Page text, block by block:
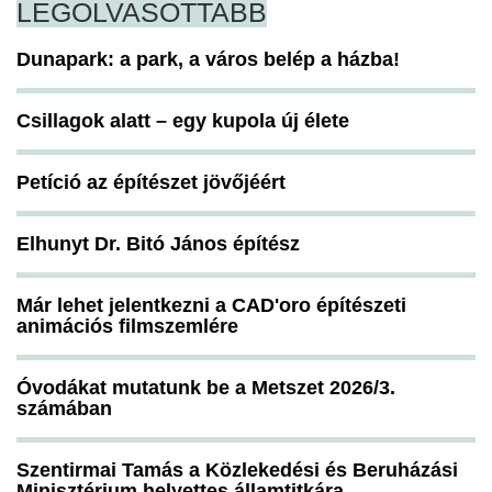
LEGOLVASOTTABB
Dunapark: a park, a város belép a házba!
Csillagok alatt – egy kupola új élete
Petíció az építészet jövőjéért
Elhunyt Dr. Bitó János építész
Már lehet jelentkezni a CAD'oro építészeti
animációs filmszemlére
Óvodákat mutatunk be a Metszet 2026/3.
számában
Szentirmai Tamás a Közlekedési és Beruházási